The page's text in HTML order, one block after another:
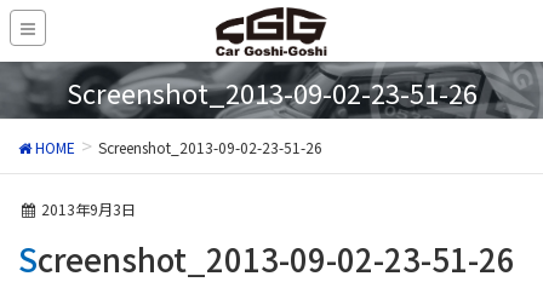
Screenshot_2013-09-02-23-51-26
HOME Screenshot_2013-09-02-23-51-26
2013年9月3日
Screenshot_2013-09-02-23-51-26